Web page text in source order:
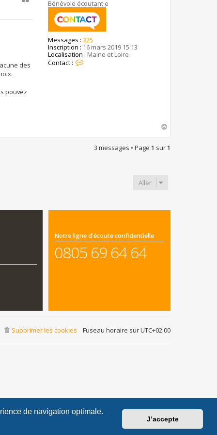
de navigation optimale.
J’accepte
g
e
Bénévole écoutant·e
Messages : 325
Inscription : 16 mars 2019 15:13
Localisation : Maine et Loire
Contact :
des
pouvez
t
3 messages • Page 1 sur1
Aller
Notre ligne d'écoute confidentielle
0805 69 64 64
Fuseau horaire surUTC+02:00
Supprimer les cookies